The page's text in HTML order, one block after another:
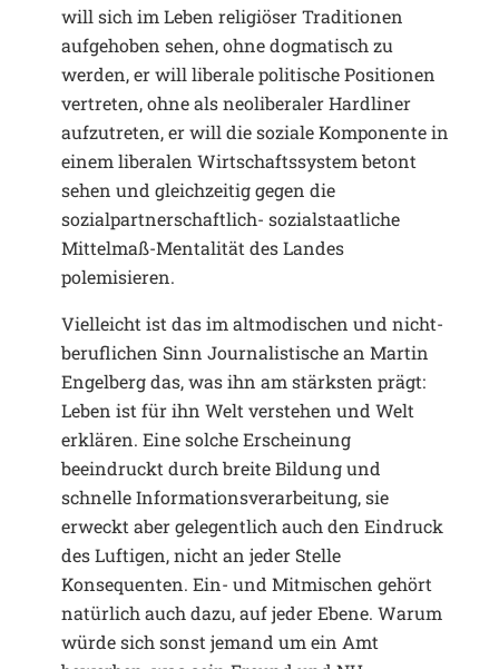
will sich im Leben religiöser Traditionen
aufgehoben sehen, ohne dogmatisch zu
werden, er will liberale politische Positionen
vertreten, ohne als neoliberaler Hardliner
aufzutreten, er will die soziale Komponente in
einem liberalen Wirtschaftssystem betont
sehen und gleichzeitig gegen die
sozialpartnerschaftlich- sozialstaatliche
Mittelmaß-Mentalität des Landes
polemisieren.
Vielleicht ist das im altmodischen und nicht-
beruflichen Sinn Journalistische an Martin
Engelberg das, was ihn am stärksten prägt:
Leben ist für ihn Welt verstehen und Welt
erklären. Eine solche Erscheinung
beeindruckt durch breite Bildung und
schnelle Informationsverarbeitung, sie
erweckt aber gelegentlich auch den Eindruck
des Luftigen, nicht an jeder Stelle
Konsequenten. Ein- und Mitmischen gehört
natürlich auch dazu, auf jeder Ebene. Warum
würde sich sonst jemand um ein Amt